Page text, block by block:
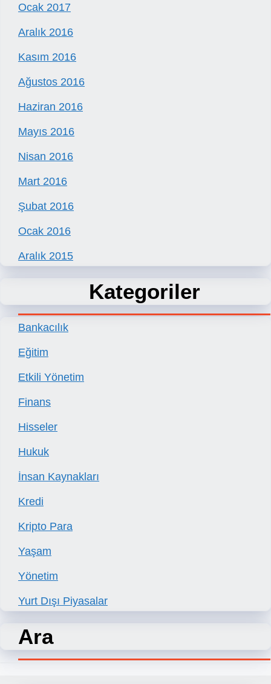
Ocak 2017
Aralık 2016
Kasım 2016
Ağustos 2016
Haziran 2016
Mayıs 2016
Nisan 2016
Mart 2016
Şubat 2016
Ocak 2016
Aralık 2015
Kategoriler
Bankacılık
Eğitim
Etkili Yönetim
Finans
Hisseler
Hukuk
İnsan Kaynakları
Kredi
Kripto Para
Yaşam
Yönetim
Yurt Dışı Piyasalar
Ara